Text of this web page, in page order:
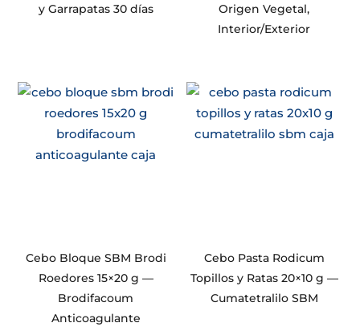
y Garrapatas 30 días
Origen Vegetal,
Interior/Exterior
Cebo Bloque SBM Brodi
Roedores 15×20 g —
Brodifacoum
Anticoagulante
Cebo Pasta Rodicum
Topillos y Ratas 20×10 g —
Cumatetralilo SBM